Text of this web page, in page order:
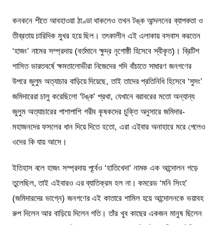
কনকনে শীতে আবহাওয়া ঠাণ্ডা থাকলেও তখন টঙ্ক আন্দলনের ব্যাপকতা ও
তীব্রতায় চারিদিক মুখর হয়ে ছিল। তৎকালীন এই এলাকায় বসবাস করতেন
‘হাজং’ নামের সম্প্রদায় (বর্তমানে ক্ষুদ্র নৃগোষ্ঠী হিসেবে স্বীকৃত)। ব্রিটিশ
শাসিত ভারতবর্ষে ক্ষমতালোভীরা নিজেদের গদি বাঁচাতে সাধারণ জনগণের
উপরে জুলুম অত্যাচার বাড়িয়ে দিয়েছে, তাই তাদের প্রতিনিধি হিসেবে ‘সুসং’
জমিদারেরা চালু করেছিলো ‘টঙ্ক’ প্রথা, যেখানে বরাবরের মতো অন্যান্য
জুলুম অত্যাচারের পাশাপাশি গরীব কৃষকদের চুক্তি অনুসারে জমিদার-
মহাজনদের ফসলের ধান দিয়ে দিতে হতো, এরা এইবার অনাহারে মরে গেলেও
ওদের কি যায় আসে।
ইতিহাস বলে হাজং সম্প্রদায় পূর্বেও ‘হাতিখেদা’ নামক এক আন্দোলন গড়ে
তুলেছিল, তাই এইবারও এর ব্যাতিক্রম হল না। কমরেড ‘মনি সিংহ’
(জমিদারদের ভাগ্নে) জনগণের এই কাতারে শামিল হয়ে আন্দোলনকে ভয়াবহ
রুপ দিলেন আর বাড়িয়ে দিলেন গতি। তাঁর খুব কাছের একজন মানুষ ছিলেন